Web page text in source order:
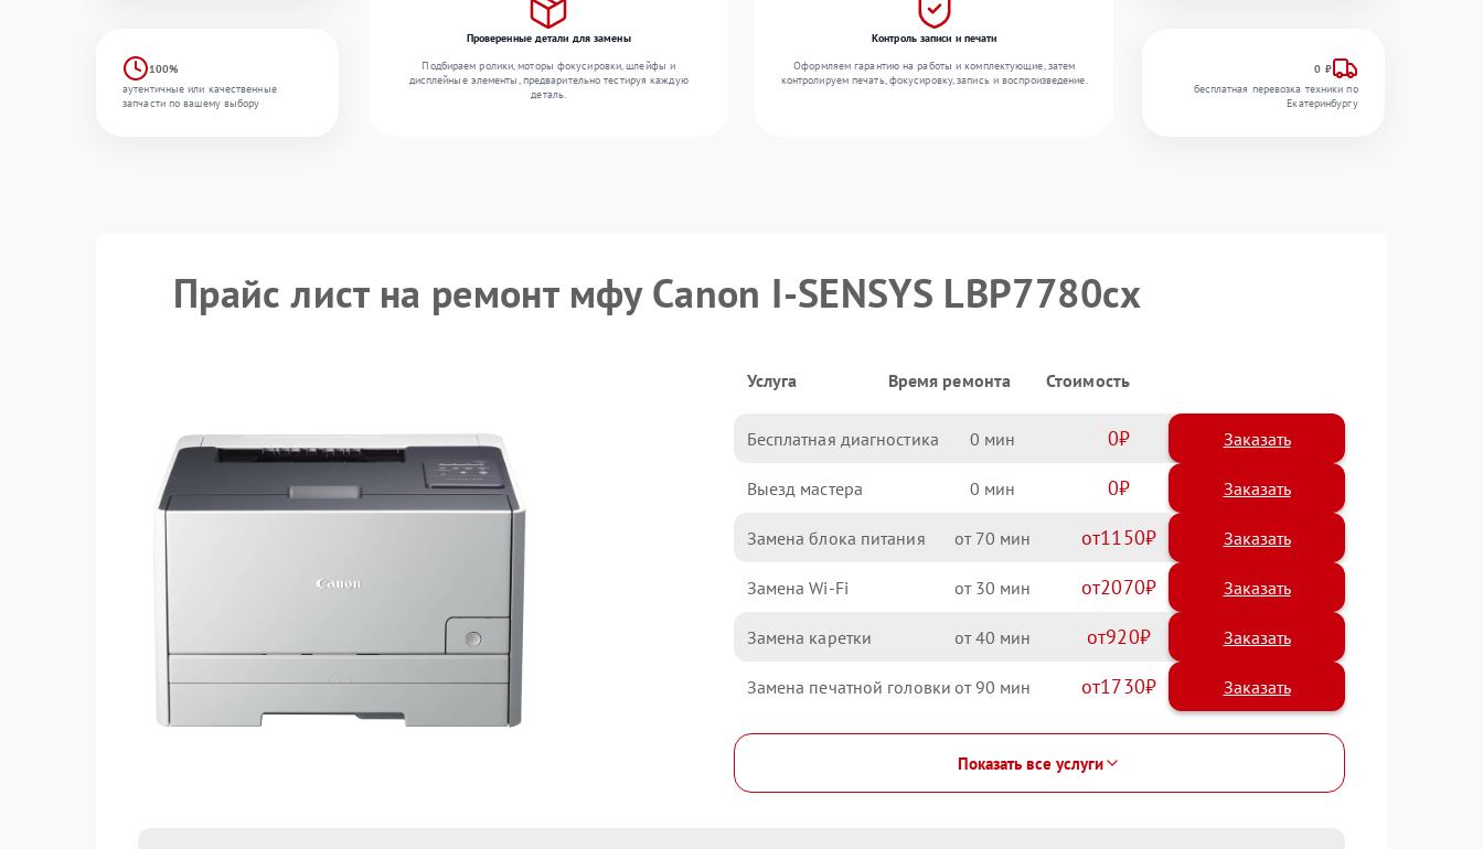
100%
аутентичные или качественные
запчасти по вашему выбору
Проверенные детали для замены
Подбираем ролики, моторы фокусировки, шлейфы и
дисплейные элементы, предварительно тестируя каждую
деталь.
Контроль записи и печати
Оформляем гарантию на работы и комплектующие, затем
контролируем печать, фокусировку, запись и воспроизведение.
0 ₽
бесплатная перевозка техники по
Екатеринбургу
Прайс лист на ремонт мфу Canon I-SENSYS LBP7780cx
Услуга Время ремонта Стоимость
Бесплатная диагностика 0 0 Заказать
Выезд мастера 0 0 Заказать
Замена блока питания 70 1150
Замена Wi-Fi 30 2070
Замена каретки 40 920
Замена печатной головки 90 1730
Показать все услуги